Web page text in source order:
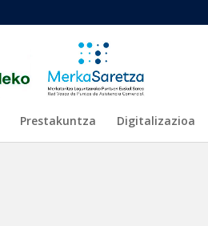
Prestakuntza Digitalizazioa